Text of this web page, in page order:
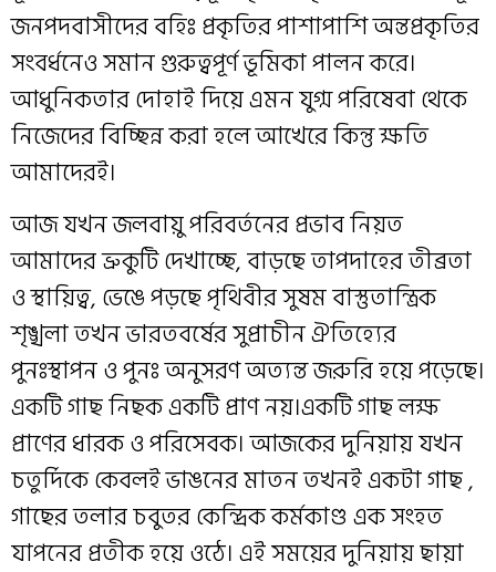
জনপদবাসীদের বহিঃ প্রকৃতির পাশাপাশি অন্তপ্রকৃতির
সংবর্ধনেও সমান গুরুত্বপূর্ণ ভূমিকা পালন করে।
আধুনিকতার দোহাই দিয়ে এমন যুগ্ম পরিষেবা থেকে
নিজেদের বিচ্ছিন্ন করা হলে আখেরে কিন্তু ক্ষতি
আমাদেরই।
আজ যখন জলবায়ু পরিবর্তনের প্রভাব নিয়ত
আমাদের ভ্রুকুটি দেখাচ্ছে, বাড়ছে তাপদাহের তীব্রতা
ও স্থায়িত্ব, ভেঙে পড়ছে পৃথিবীর সুষম বাস্তুতান্ত্রিক
শৃঙ্খলা তখন ভারতবর্ষের সুপ্রাচীন ঐতিহ্যের
পুনঃস্থাপন ও পুনঃ অনুসরণ অত্যন্ত জরুরি হয়ে পড়েছে।
একটি গাছ নিছক একটি প্রাণ নয়।একটি গাছ লক্ষ
প্রাণের ধারক ও পরিসেবক। আজকের দুনিয়ায় যখন
চতুর্দিকে কেবলই ভাঙনের মাতন তখনই একটা গাছ ,
গাছের তলার চবুতর কেন্দ্রিক কর্মকাণ্ড এক সংহত
যাপনের প্রতীক হয়ে ওঠে। এই সময়ের দুনিয়ায় ছায়া